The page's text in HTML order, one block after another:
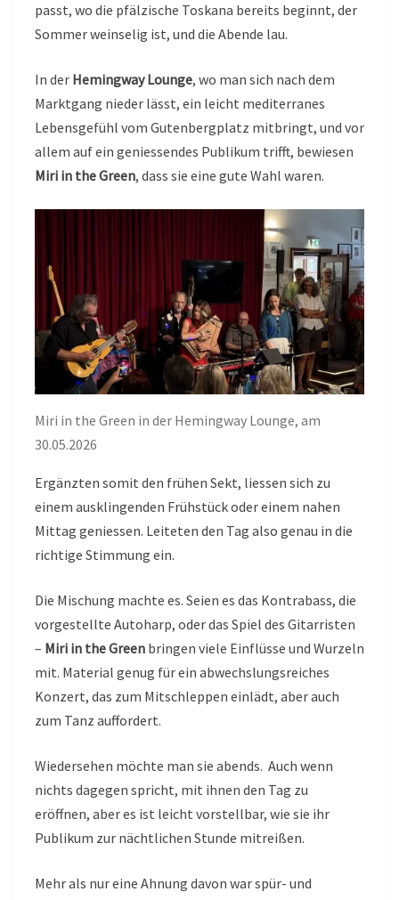
passt, wo die pfälzische Toskana bereits beginnt, der
Sommer weinselig ist, und die Abende lau.
In der Hemingway Lounge, wo man sich nach dem
Marktgang nieder lässt, ein leicht mediterranes
Lebensgefühl vom Gutenbergplatz mitbringt, und vor
allem auf ein geniessendes Publikum trifft, bewiesen
Miri in the Green, dass sie eine gute Wahl waren.
Miri in the Green in der Hemingway Lounge, am
30.05.2026
Ergänzten somit den frühen Sekt, liessen sich zu
einem ausklingenden Frühstück oder einem nahen
Mittag geniessen. Leiteten den Tag also genau in die
richtige Stimmung ein.
Die Mischung machte es. Seien es das Kontrabass, die
vorgestellte Autoharp, oder das Spiel des Gitarristen
– Miri in the Green bringen viele Einflüsse und Wurzeln
mit. Material genug für ein abwechslungsreiches
Konzert, das zum Mitschleppen einlädt, aber auch
zum Tanz auffordert.
Wiedersehen möchte man sie abends. Auch wenn
nichts dagegen spricht, mit ihnen den Tag zu
eröffnen, aber es ist leicht vorstellbar, wie sie ihr
Publikum zur nächtlichen Stunde mitreißen.
Mehr als nur eine Ahnung davon war spür- und